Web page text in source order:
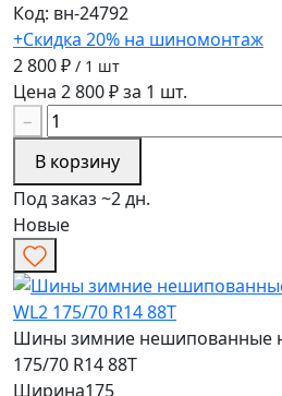
Код: вн-24792
+Скидка 20% на шиномонтаж
2 800 ₽ / 1 шт
Цена 2 800 ₽ за 1 шт.
−
В корзину
Под заказ ~2 дн.
Новые
Шины зимние нешипованные
175/70 R14 88T
Ширина175